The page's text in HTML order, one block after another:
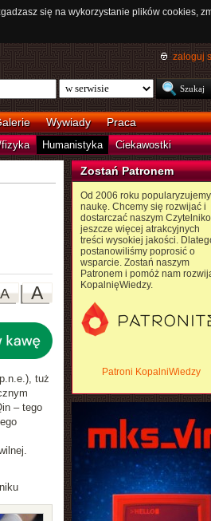
się na wykorzystanie plików cookies,
zaloguj
Wywiady Praca
Humanistyka Ciekawostki
A
A
tuż
– tego
Zostań Patronem
Od 2006 roku popularyzujemy
naukę. Chcemy się rozwijać i
dostarczać naszym
jeszcze więcej atrakcyjnych
treści wysokiej jakości.
postanowiliśmy poprosić o
wsparcie. Zostań naszym
Patronem i pomóż nam
KopalnięWiedzy.
Patroni KopalniWiedzy